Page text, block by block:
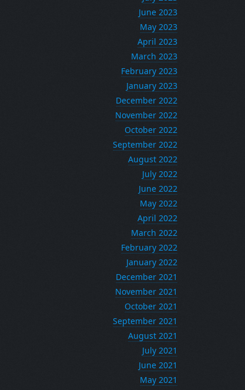
June 2023
May 2023
April 2023
March 2023
February 2023
January 2023
December 2022
November 2022
October 2022
September 2022
August 2022
July 2022
June 2022
May 2022
April 2022
March 2022
February 2022
January 2022
December 2021
November 2021
October 2021
September 2021
August 2021
July 2021
June 2021
May 2021